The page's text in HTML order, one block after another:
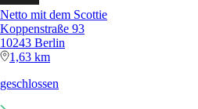
Netto mit dem Scottie
Koppenstraße 93
10243 Berlin
1,63 km
geschlossen